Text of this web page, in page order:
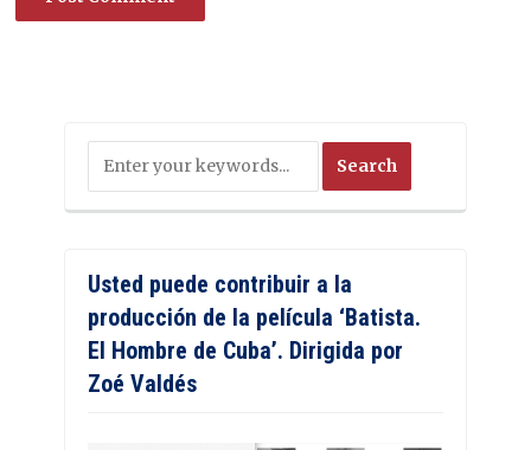
Usted puede contribuir a la
producción de la película ‘Batista.
El Hombre de Cuba’. Dirigida por
Zoé Valdés